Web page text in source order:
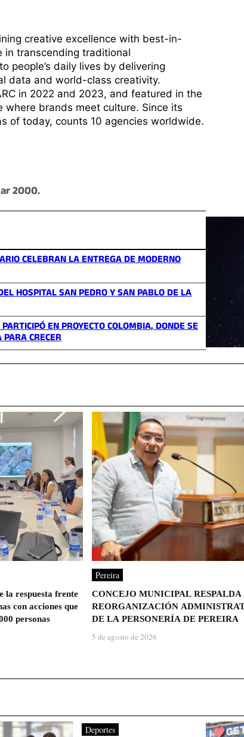
creative excellence with best-in-
in transcending traditional
people’s daily lives by delivering
data and world-class creativity.
in 2022 and 2023, and featured in the
where brands meet culture. Since its
of today, counts 10 agencies worldwide.
2000.
CELEBRAN LA ENTREGA DE MODERNO
HOSPITAL SAN PEDRO Y SAN PABLO DE LA
EN PROYECTO COLOMBIA, DONDE SE
CRECER
la respuesta frente
con acciones que
personas
Pereira
CONCEJO MUNICIPAL
REORGANIZACIÓN
DE LA PERSONERÍA DE PEREIRA
5 de agosto de 2026
Deportes